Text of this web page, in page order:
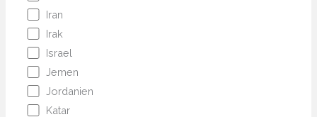
Iran
Irak
Israel
Jemen
Jordanien
Katar